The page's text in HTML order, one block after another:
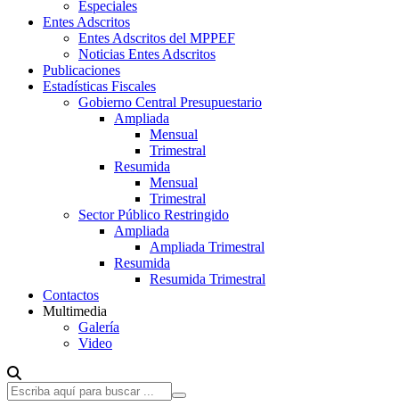
Especiales
Entes Adscritos
Entes Adscritos del MPPEF
Noticias Entes Adscritos
Publicaciones
Estadísticas Fiscales
Gobierno Central Presupuestario
Ampliada
Mensual
Trimestral
Resumida
Mensual
Trimestral
Sector Público Restringido
Ampliada
Ampliada Trimestral
Resumida
Resumida Trimestral
Contactos
Multimedia
Galería
Video